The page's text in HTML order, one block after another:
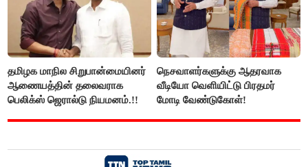
தமிழக மாநில சிறுபான்மையினர்
ஆணையத்தின் தலைவராக
பெலிக்ஸ் ஜெரால்டு நியமனம்.!!
நெசவாளர்களுக்கு ஆதரவாக
வீடியோ வெளியிட்டு பிரதமர்
மோடி வேண்டுகோள்!